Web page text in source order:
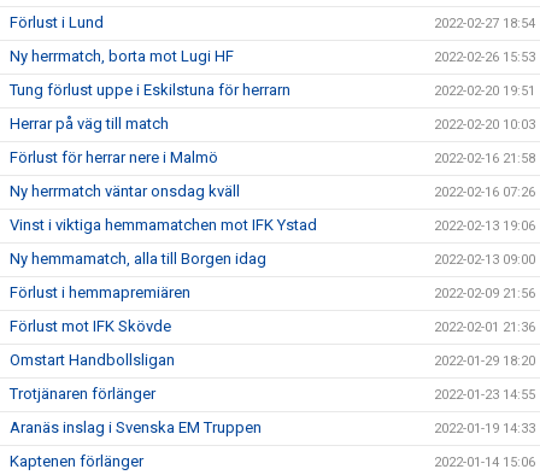
Förlust i Lund 2022-02-27 18:54
Ny herrmatch, borta mot Lugi HF 2022-02-26 15:53
Tung förlust uppe i Eskilstuna för herrarn 2022-02-20 19:51
Herrar på väg till match 2022-02-20 10:03
Förlust för herrar nere i Malmö 2022-02-16 21:58
Ny herrmatch väntar onsdag kväll 2022-02-16 07:26
Vinst i viktiga hemmamatchen mot IFK Ystad 2022-02-13 19:06
Ny hemmamatch, alla till Borgen idag 2022-02-13 09:00
Förlust i hemmapremiären 2022-02-09 21:56
Förlust mot IFK Skövde 2022-02-01 21:36
Omstart Handbollsligan 2022-01-29 18:20
Trotjänaren förlänger 2022-01-23 14:55
Aranäs inslag i Svenska EM Truppen 2022-01-19 14:33
Kaptenen förlänger 2022-01-14 15:06